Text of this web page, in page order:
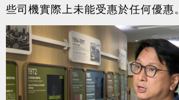
些司機實際上未能受惠於任何優惠。